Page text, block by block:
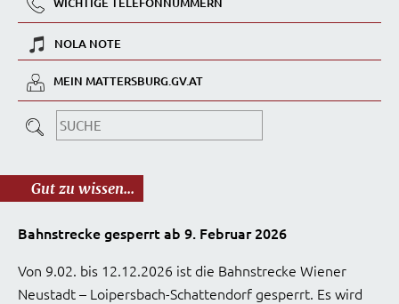
NOLA NOTE
MEIN MATTERSBURG.GV.AT
Gut zu wissen...
Bahnstrecke gesperrt ab 9. Februar 2026
Von 9.02. bis 12.12.2026 ist die Bahnstrecke Wiener
Neustadt – Loipersbach-Schattendorf gesperrt. Es wird